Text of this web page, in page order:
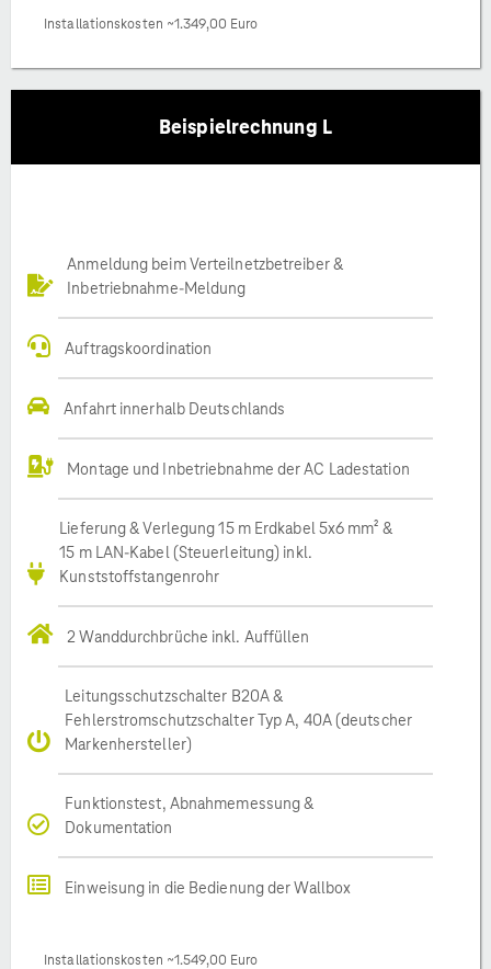
Installationskosten ~1.349,00 Euro
Beispielrechnung L
Anmeldung beim Verteilnetzbetreiber &
Inbetriebnahme-Meldung
Auftragskoordination
Anfahrt innerhalb Deutschlands
Montage und Inbetriebnahme der AC Ladestation
Lieferung & Verlegung 15 m Erdkabel 5x6 mm² &
15 m LAN-Kabel (Steuerleitung) inkl.
Kunststoffstangenrohr
2 Wanddurchbrüche inkl. Auffüllen
Leitungsschutzschalter B20A &
Fehlerstromschutzschalter Typ A, 40A (deutscher
Markenhersteller)
Funktionstest, Abnahmemessung &
Dokumentation
Einweisung in die Bedienung der Wallbox
Installationskosten ~1.549,00 Euro